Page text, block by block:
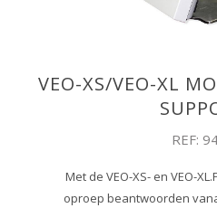
VEO-XS/VEO-XL
REF:
Met de VEO-XS- en VEO-
oproep beantwoorden